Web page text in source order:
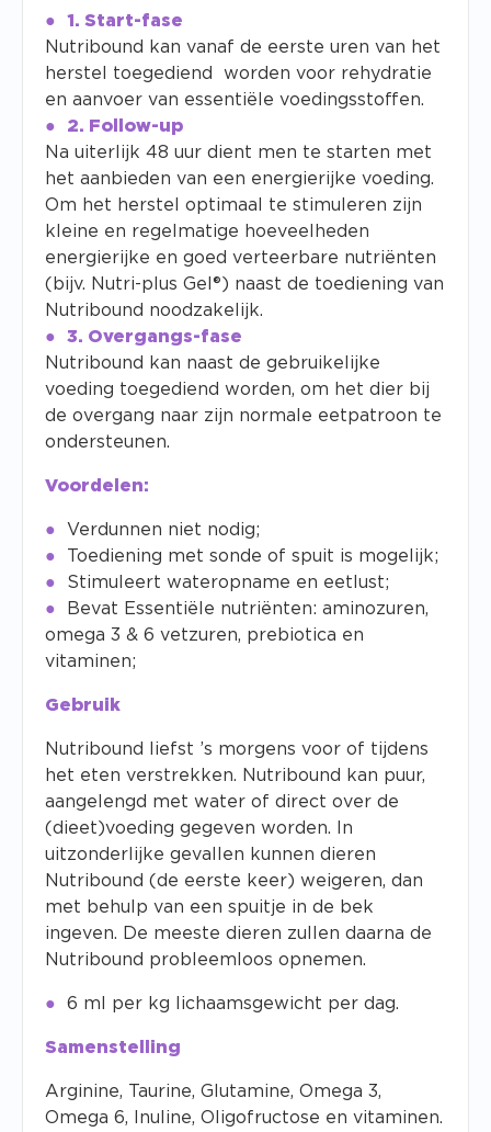
1. Start-fase
Nutribound kan vanaf de eerste uren van het
herstel toegediend worden voor rehydratie
en aanvoer van essentiële voedingsstoffen.
2. Follow-up
Na uiterlijk 48 uur dient men te starten met
het aanbieden van een energierijke voeding.
Om het herstel optimaal te stimuleren zijn
kleine en regelmatige hoeveelheden
energierijke en goed verteerbare nutriënten
(bijv. Nutri-plus Gel®) naast de toediening van
Nutribound noodzakelijk.
3. Overgangs-fase
Nutribound kan naast de gebruikelijke
voeding toegediend worden, om het dier bij
de overgang naar zijn normale eetpatroon te
ondersteunen.
Voordelen:
Verdunnen niet nodig;
Toediening met sonde of spuit is mogelijk;
Stimuleert wateropname en eetlust;
Bevat Essentiële nutriënten: aminozuren,
omega 3 & 6 vetzuren, prebiotica en
vitaminen;
Gebruik
Nutribound liefst ’s morgens voor of tijdens
het eten verstrekken. Nutribound kan puur,
aangelengd met water of direct over de
(dieet)voeding gegeven worden. In
uitzonderlijke gevallen kunnen dieren
Nutribound (de eerste keer) weigeren, dan
met behulp van een spuitje in de bek
ingeven. De meeste dieren zullen daarna de
Nutribound probleemloos opnemen.
6 ml per kg lichaamsgewicht per dag.
Samenstelling
Arginine, Taurine, Glutamine, Omega 3,
Omega 6, Inuline, Oligofructose en vitaminen.